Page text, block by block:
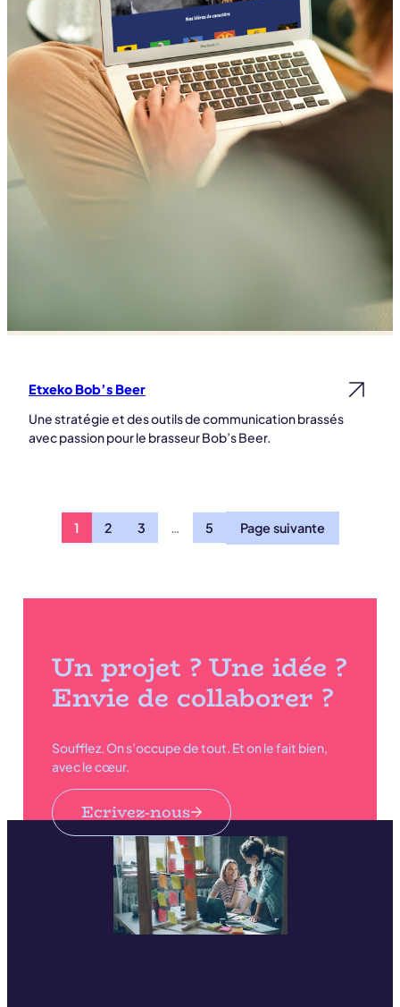
Etxeko Bob’s Beer
Une stratégie et des outils de communication brassés
avec passion pour le brasseur Bob’s Beer.
1 2 3 5 Page suivante
Un projet ? Une idée ?
Envie de collaborer ?
Soufflez. On s’occupe de tout. Et on le fait bien,
avec le cœur.
Ecrivez-nous